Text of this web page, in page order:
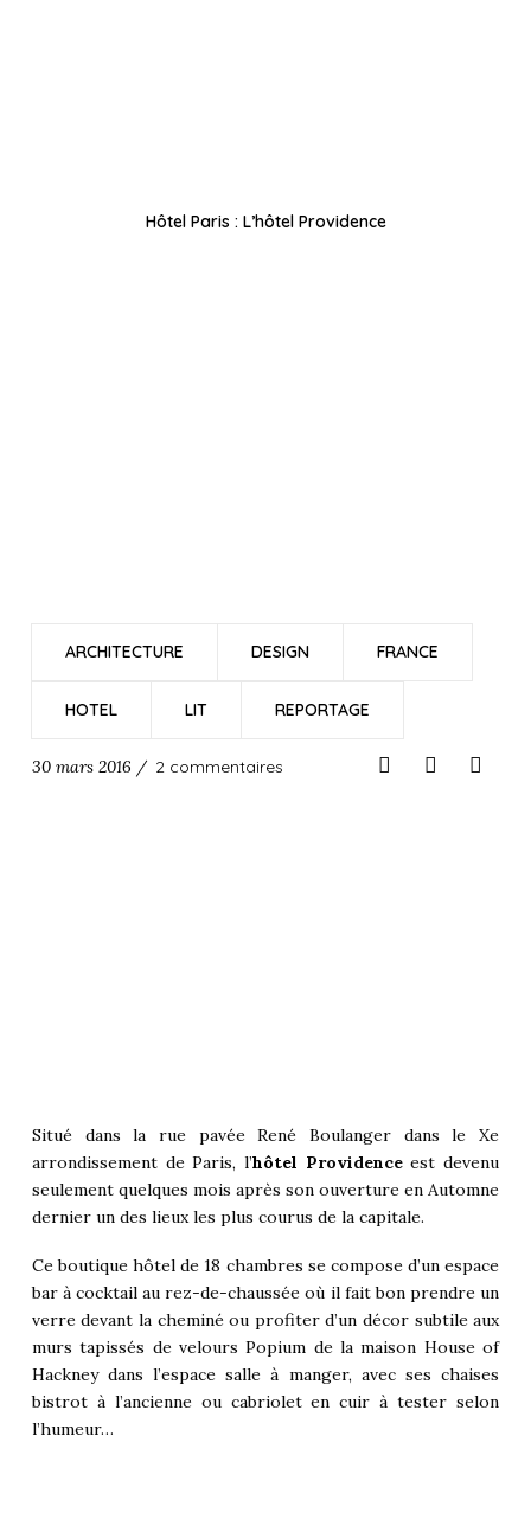
Hôtel Paris : L’hôtel Providence
ARCHITECTURE DESIGN FRANCE
HOTEL LIT REPORTAGE
30 mars 2016 / 2 commentaires
Situé dans la rue pavée René Boulanger dans le Xe
arrondissement de Paris, l’hôtel Providenceest devenu
seulement quelques mois après son ouverture en Automne
dernier un des lieux les plus courus de la capitale.
Ce boutique hôtel de 18 chambres se compose d’un espace
bar à cocktail au rez-de-chaussée où il fait bon prendre un
verre devant la cheminé ou profiter d’un décor subtile aux
murs tapissés de velours Popium de la maison House of
Hackney dans l’espace salle à manger, avec ses chaises
bistrot à l’ancienne ou cabriolet en cuir à tester selon
l’humeur…